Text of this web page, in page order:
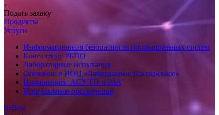
Подать заявку
Продукты
Услуги
Информационная безопасность промышленных систем
Консалтинг РБПО
Лабораторные испытания
Обучение в НОЦ «Лаборатории Касперского»
Инжиниринг АСУ ТП и РЗА
Программное обеспечение
Кейсы